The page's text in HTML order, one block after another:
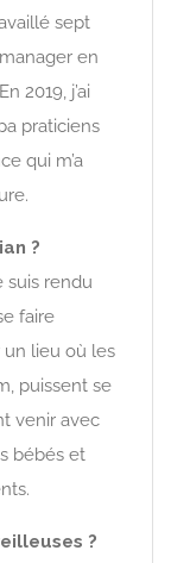
sept
en
2019, j’ai
praticiens
qui m’a
?
suis rendu
faire
un lieu où les
puissent se
venir avec
bébés et
?